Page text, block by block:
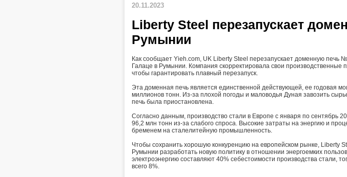
20.11.2023
Liberty Steel перезапускает
Румынии
Как сообщает Yieh.com, UK Liberty Steel перезапускает доменную печь
Галаце в Румынии. Компания скорректировала свои производственные
чтобы гарантировать плавный перезапуск.
Эта доменная печь является единственной действующей, ее годовая
миллионов тонн. Из-за плохой погоды и маловодья Дуная завозить
печь была приостановлена.
Согласно данным, производство стали в Европе с января по сентябрь
96,2 млн тонн из-за слабого спроса. Высокие затраты на энергию и
бременем на сталелитейную промышленность.
Чтобы сохранить хорошую конкуренцию на европейском рынке, Liberty
Румынии разработать новую политику в отношении энергоемких
электроэнергию составляют 40% себестоимости производства стали,
всего 8%.